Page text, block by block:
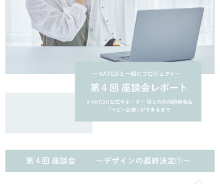
チャイルドシートユーザー登録
KATOJI TV
プライバシーポリシー